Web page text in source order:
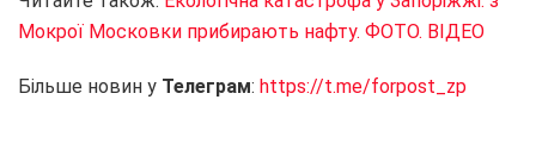
Мокрої Московки прибирають нафту. ФОТО. ВІДЕО
Більше новин у Телеграм: https://t.me/forpost_zp